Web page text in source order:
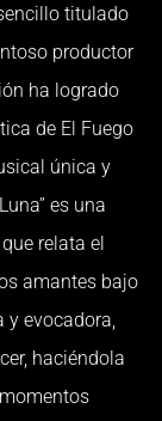
titulado
productor
ha logrado
de El Fuego
única y
es una
relata el
amantes bajo
y evocadora,
haciéndola